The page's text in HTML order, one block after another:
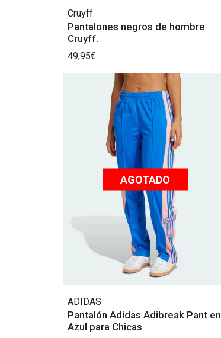
Cruyff
Pantalones negros de hombre
Cruyff.
49,95€
AGOTADO
ADIDAS
Pantalón Adidas Adibreak Pant en
Azul para Chicas